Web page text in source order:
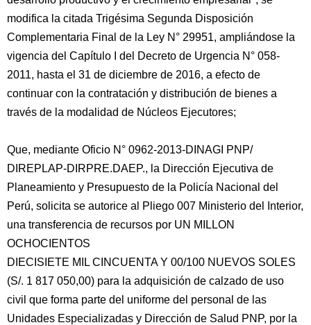
modifica la citada Trigésima Segunda Disposición
Complementaria Final de la Ley N° 29951, ampliándose la
vigencia del Capítulo I del Decreto de Urgencia N° 058-
2011, hasta el 31 de diciembre de 2016, a efecto de
continuar con la contratación y distribución de bienes a
través de la modalidad de Núcleos Ejecutores;
Que, mediante Oficio N° 0962-2013-DINAGI PNP/
DIREPLAP-DIRPRE.DAEP., la Dirección Ejecutiva de
Planeamiento y Presupuesto de la Policía Nacional del
Perú, solicita se autorice al Pliego 007 Ministerio del Interior,
una transferencia de recursos por UN MILLON
OCHOCIENTOS
DIECISIETE MIL CINCUENTA Y 00/100 NUEVOS SOLES
(S/. 1 817 050,00) para la adquisición de calzado de uso
civil que forma parte del uniforme del personal de las
Unidades Especializadas y Dirección de Salud PNP, por la